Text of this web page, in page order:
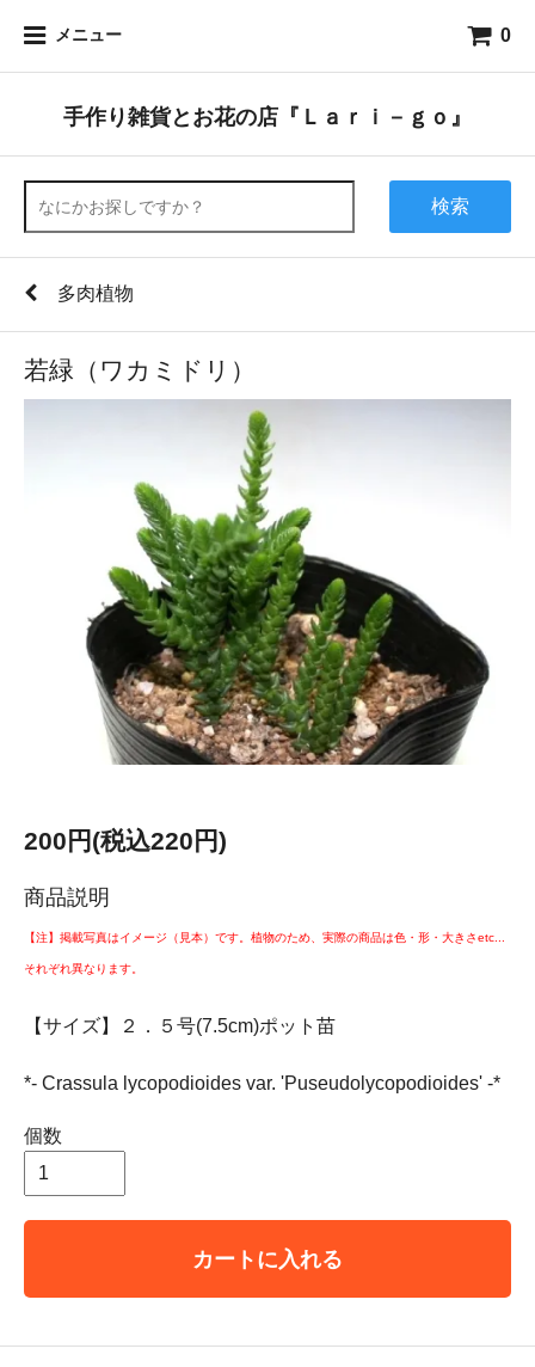
メニュー 0
手作り雑貨とお花の店『Ｌａｒｉ－ｇｏ』
検索
多肉植物
若緑（ワカミドリ）
200円(税込220円)
商品説明
【注】掲載写真はイメージ（見本）です。植物のため、実際の商品は色・形・大きさetc...
それぞれ異なります。
【サイズ】２．５号(7.5cm)ポット苗
*- Crassula lycopodioides var. 'Puseudolycopodioides' -*
個数
カートに入れる